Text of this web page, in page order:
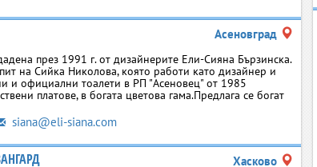
Асеновград
през 1991 г. от дизайнерите Ели-Сияна Бързинска.
на Сийка Николова, която работи като дизайнер и
и официални тоалети в РП "Асеновец" от 1985
платове, в богата цветова гама.Предлага се богат
siana@eli-siana.com
Хасково